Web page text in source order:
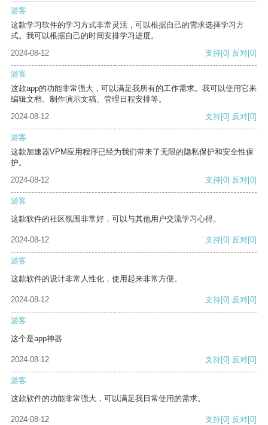
游客
这款学习软件的学习方式非常灵活，可以根据自己的需求选择学习方
式。我可以根据自己的时间安排学习进度。
2024-08-12
支持[0] 反对[0]
游客
这款app的功能非常强大，可以满足我所有的工作需求。我可以使用它来
编辑文档、制作演示文稿、管理日程安排等。
2024-08-12
支持[0] 反对[0]
游客
这款加速器VPM应用程序已经为我们带来了无限的隐私保护和安全性保
护。
2024-08-12
支持[0] 反对[0]
游客
这款软件的社区氛围非常好，可以与其他用户交流学习心得。
2024-08-12 支持[0] 反对[0]
游客
这款软件的设计非常人性化，使用起来非常方便。
2024-08-12 支持[0] 反对[0]
游客
这个是app神器
2024-08-12 支持[0] 反对[0]
游客
这款软件的功能非常强大，可以满足我日常使用的需求。
2024-08-12 支持[0] 反对[0]